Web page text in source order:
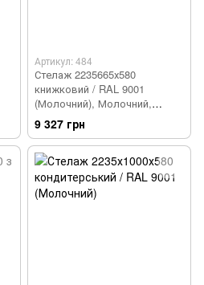
Артикул: 484
Стелаж 2235665х580
книжковий / RAL 9001
(Молочний), Молочний,
Молочний
9 327 грн